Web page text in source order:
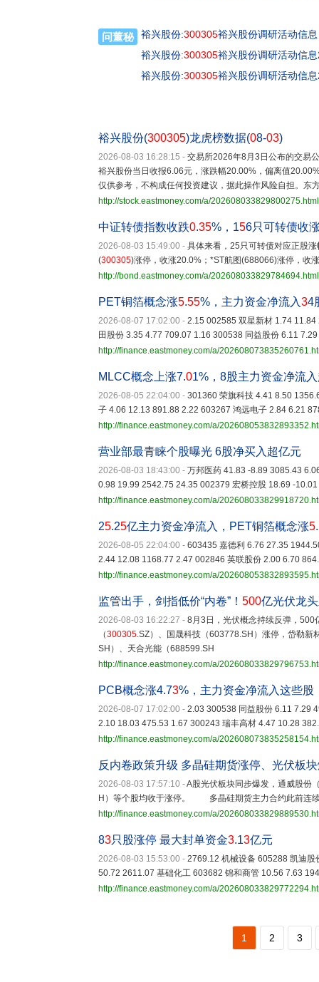
问董秘 裕兴股份:300305裕兴股份调研活动信息
裕兴股份:300305裕兴股份调研活动信
裕兴股份:300305裕兴股份调研活动信
裕兴股份(300305)龙虎榜数据(08-03)
2026-08-03 16:28:15 - 交易所2026年8月3日公布的交易
裕兴股份当日收报6.06元，涨跌幅20.00%，偏离值
仅供参考，不构成任何投资建议，据此操作风险自担。东
http://stock.eastmoney.com/a/202608033829800275.html
中证转债指数收跌0.35%，156只可转债收
2026-08-03 15:49:00 - 具体来看，25只可转债对应正股
(300305)涨停，收涨20.0%；*ST航图(688066)涨停，收
http://bond.eastmoney.com/a/202608033829784694.html
PET铜箔概念涨5.55%，主力资金净流入34
2026-08-07 17:02:00 - 2.15 002585 双星新材 1.74
田股份 3.35 4.77 709.07 1.16 300538 同益股份 6.11
http://finance.eastmoney.com/a/
MLCC概念上涨7.01%，8股主力资金净流
2026-08-05 22:04:00 - 301360 荣旗科技 4.41 8.50
子 4.06 12.13 891.88 2.22 603267 鸿远电子 2.84 6.21
http://finance.eastmoney.com/a/
营业部最青睐个股曝光 6股净买入超亿元
2026-08-03 18:43:00 - 万邦医药 41.83 -8.89 3085.43
0.98 19.99 2542.75 24.35 002379 宏桥控股 18.69 -
http://finance.eastmoney.com/a/
25.25亿主力资金净流入，PET铜箔概念涨5.
2026-08-05 22:04:00 - 603435 嘉德利 6.76 27.35
2.44 12.08 1168.77 2.47 002846 英联股份 2.00 6.70
http://finance.eastmoney.com/a/
监管出手，剑指低价“内卷”！ 500亿光伏龙
2026-08-03 16:22:27 - 8月3日，光伏概念持续反弹，500
（300305.SZ）、国晟科技（603778.SH）涨停，岱勒
SH）、天合光能（688599.SH
http://finance.eastmoney.com/a/
PCB概念涨4.73%，主力资金净流入这些股
2026-08-07 17:02:00 - 2.03 300538 同益股份 6.11 7.29
2.10 18.03 475.53 1.67 300243 瑞丰高材 4.47 10.28
http://finance.eastmoney.com/a/
反内卷政策升级 多晶硅期货涨停、光伏板
2026-08-03 17:57:10 -A股光伏板块同步爆发，通威股份
H）等个股均收于涨停。 多晶硅期货主力合约此前连
http://finance.eastmoney.com/a/
83只股涨停 最大封单资金3.13亿元
2026-08-03 15:53:00 - 2769.12 机械设备 605288 凯迪
50.72 2611.07 基础化工 603682 锦和商管 10.56 7.63
http://finance.eastmoney.com/a/
1 2 3